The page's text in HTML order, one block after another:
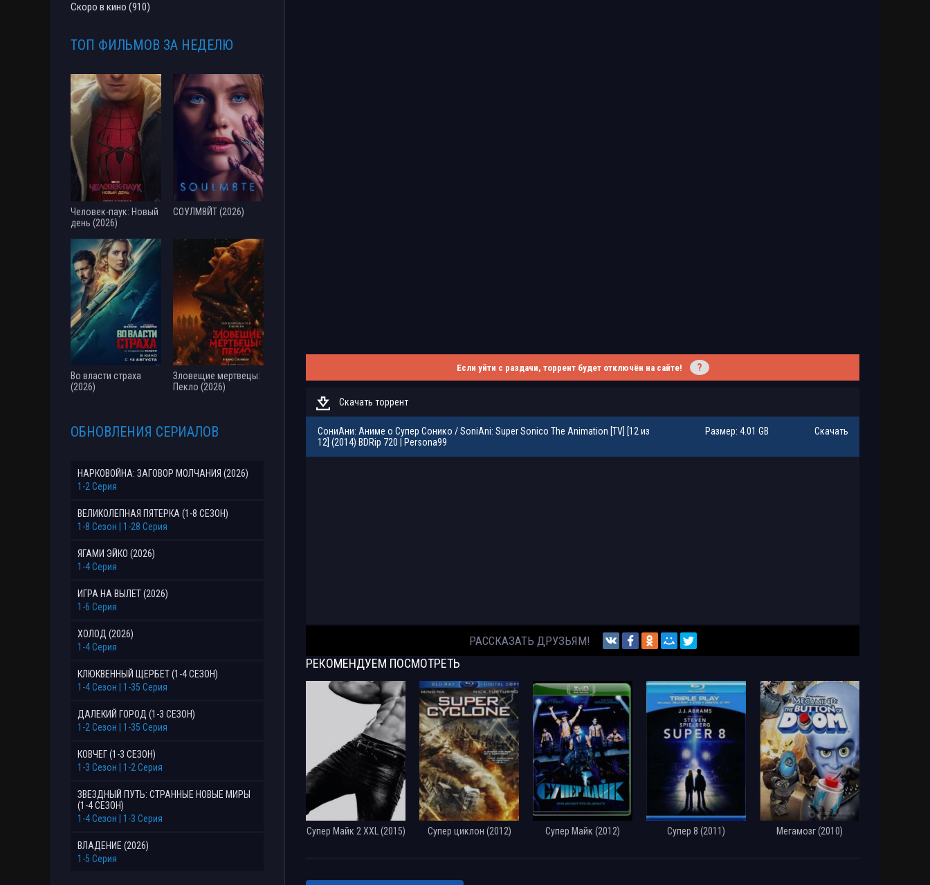
Если уйти с раздачи, торрент будет отключён на сайте! ?
Скачать торрент
СониАни: Аниме о Супер Сонико / SoniAni: Super Sonico The Animation [TV] [12 из
12] (2014) BDRip 720 | Persona99
Размер: 4.01 GB Скачать
РАССКАЗАТЬ ДРУЗЬЯМ!
РЕКОМЕНДУЕМ ПОСМОТРЕТЬ
Супер Майк 2 XXL (2015) Супер циклон (2012) Супер Майк (2012) Супер 8 (2011) Мегамозг (2010)
Скоро в кино (910)
ТОП ФИЛЬМОВ ЗА НЕДЕЛЮ
Человек-паук: Новый
день (2026)
СОУЛМ8ЙТ (2026)
Во власти страха
(2026)
Зловещие мертвецы:
Пекло (2026)
ОБНОВЛЕНИЯ СЕРИАЛОВ
НАРКОВОЙНА: ЗАГОВОР МОЛЧАНИЯ (2026)
1-2 Серия
ВЕЛИКОЛЕПНАЯ ПЯТЕРКА (1-8 СЕЗОН)
1-8 Сезон | 1-28 Серия
ЯГАМИ ЭЙКО (2026)
1-4 Серия
ИГРА НА ВЫЛЕТ (2026)
1-6 Серия
ХОЛОД (2026)
1-4 Серия
КЛЮКВЕННЫЙ ЩЕРБЕТ (1-4 СЕЗОН)
1-4 Сезон | 1-35 Серия
ДАЛЕКИЙ ГОРОД (1-3 СЕЗОН)
1-2 Сезон | 1-35 Серия
КОВЧЕГ (1-3 СЕЗОН)
1-3 Сезон | 1-2 Серия
ЗВЕЗДНЫЙ ПУТЬ: СТРАННЫЕ НОВЫЕ МИРЫ
(1-4 СЕЗОН)
1-4 Сезон | 1-3 Серия
ВЛАДЕНИЕ (2026)
1-5 Серия